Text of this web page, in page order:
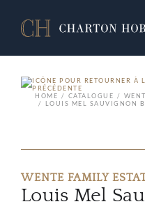
HOME
CATALOGUE
LOUIS MEL SAUVIGNON
WENTE FAMILY
Louis Mel